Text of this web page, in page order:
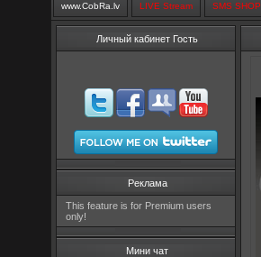
www.CobRa.lv LIVE Stream SMS SHOP
Личный кабинет Гость
Реклама
This feature is for Premium users
only!
Мини чат